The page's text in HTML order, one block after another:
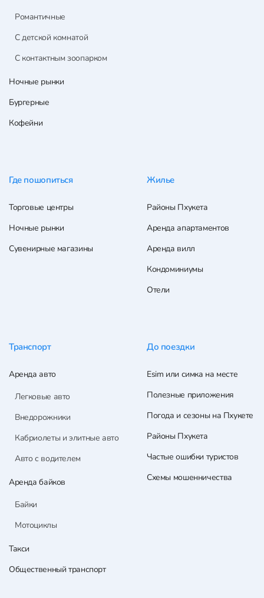
Романтичные
С детской комнатой
С контактным зоопарком
Ночные рынки
Бургерные
Кофейни
Где пошопиться
Торговые центры
Ночные рынки
Сувенирные магазины
Жилье
Районы Пхукета
Аренда апартаментов
Аренда вилл
Кондоминиумы
Отели
Транспорт
Аренда авто
Легковые авто
Внедорожники
Кабриолеты и элитные авто
Авто с водителем
Аренда байков
Байки
Мотоциклы
Такси
Общественный транспорт
До поездки
Esim или симка на месте
Полезные приложения
Погода и сезоны на Пхукете
Районы Пхукета
Частые ошибки туристов
Схемы мошенничества